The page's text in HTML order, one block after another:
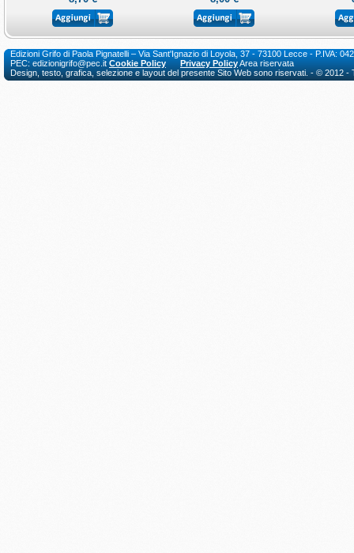
Edizioni Grifo di Paola Pignatelli – Via Sant'Ignazio di Loyola, 37 - 73100 Lecce - P.IVA:
PEC: edizionigrifo@pec.it Cookie Policy Privacy PolicyArea riservata
Design, testo, grafica, selezione e layout del presente Sito Web sono riservati. - © 2012 -